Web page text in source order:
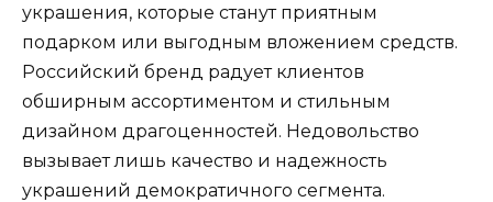
украшения, которые станут приятным
подарком или выгодным вложением средств.
Российский бренд радует клиентов
обширным ассортиментом и стильным
дизайном драгоценностей. Недовольство
вызывает лишь качество и надежность
украшений демократичного сегмента.